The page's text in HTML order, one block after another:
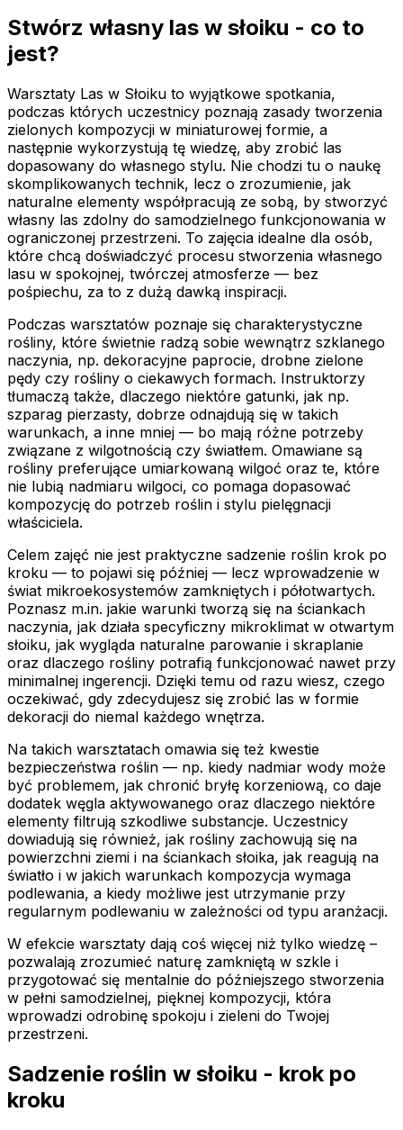
Stwórz własny las w słoiku - co to
jest?
Warsztaty Las w Słoiku to wyjątkowe spotkania,
podczas których uczestnicy poznają zasady tworzenia
zielonych kompozycji w miniaturowej formie, a
następnie wykorzystują tę wiedzę, aby zrobić las
dopasowany do własnego stylu. Nie chodzi tu o naukę
skomplikowanych technik, lecz o zrozumienie, jak
naturalne elementy współpracują ze sobą, by stworzyć
własny las zdolny do samodzielnego funkcjonowania w
ograniczonej przestrzeni. To zajęcia idealne dla osób,
które chcą doświadczyć procesu stworzenia własnego
lasu w spokojnej, twórczej atmosferze — bez
pośpiechu, za to z dużą dawką inspiracji.
Podczas warsztatów poznaje się charakterystyczne
rośliny, które świetnie radzą sobie wewnątrz szklanego
naczynia, np. dekoracyjne paprocie, drobne zielone
pędy czy rośliny o ciekawych formach. Instruktorzy
tłumaczą także, dlaczego niektóre gatunki, jak np.
szparag pierzasty, dobrze odnajdują się w takich
warunkach, a inne mniej — bo mają różne potrzeby
związane z wilgotnością czy światłem. Omawiane są
rośliny preferujące umiarkowaną wilgoć oraz te, które
nie lubią nadmiaru wilgoci, co pomaga dopasować
kompozycję do potrzeb roślin i stylu pielęgnacji
właściciela.
Celem zajęć nie jest praktyczne sadzenie roślin krok po
kroku — to pojawi się później — lecz wprowadzenie w
świat mikroekosystemów zamkniętych i półotwartych.
Poznasz m.in. jakie warunki tworzą się na ściankach
naczynia, jak działa specyficzny mikroklimat w otwartym
słoiku, jak wygląda naturalne parowanie i skraplanie
oraz dlaczego rośliny potrafią funkcjonować nawet przy
minimalnej ingerencji. Dzięki temu od razu wiesz, czego
oczekiwać, gdy zdecydujesz się zrobić las w formie
dekoracji do niemal każdego wnętrza.
Na takich warsztatach omawia się też kwestie
bezpieczeństwa roślin — np. kiedy nadmiar wody może
być problemem, jak chronić bryłę korzeniową, co daje
dodatek węgla aktywowanego oraz dlaczego niektóre
elementy filtrują szkodliwe substancje. Uczestnicy
dowiadują się również, jak rośliny zachowują się na
powierzchni ziemi i na ściankach słoika, jak reagują na
światło i w jakich warunkach kompozycja wymaga
podlewania, a kiedy możliwe jest utrzymanie przy
regularnym podlewaniu w zależności od typu aranżacji.
W efekcie warsztaty dają coś więcej niż tylko wiedzę –
pozwalają zrozumieć naturę zamkniętą w szkle i
przygotować się mentalnie do późniejszego stworzenia
w pełni samodzielnej, pięknej kompozycji, która
wprowadzi odrobinę spokoju i zieleni do Twojej
przestrzeni.
Sadzenie roślin w słoiku - krok po
kroku